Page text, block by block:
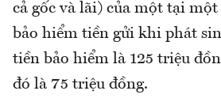
cả gốc và lãi) của một tại
bảo hiểm tiền gửi khi phát
tiền bảo hiểm là 125 triệu
đó là 75 triệu đồng.